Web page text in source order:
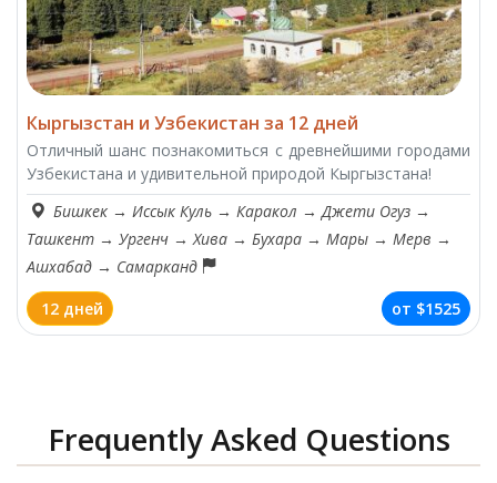
Кыргызстан и Узбекистан за 12 дней
Отличный шанс познакомиться с древнейшими городами
Узбекистана и удивительной природой Кыргызстана!
Бишкек → Иссык Куль → Каракол → Джети Огуз →
Ташкент → Ургенч → Хива → Бухара → Мары → Мерв →
Ашхабад → Самарканд
12 дней
от $1525
Frequently Asked Questions